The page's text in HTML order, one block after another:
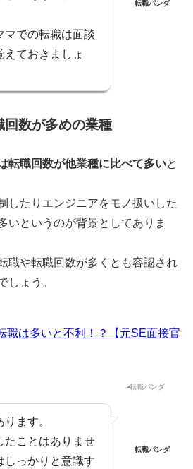
マでの転職は面談
えておきましょ
転職パンダ
回数が多めの業種
転職回数が他業種に比べて多いと
したりエンジニアをモノ扱いした
いというのが背景としてありま
職や転職回数が多くとも容認され
しょう。
職は多いと不利！？【元SE面接官
ます。
たことはありませ
しっかりと意識す
転職パンダ